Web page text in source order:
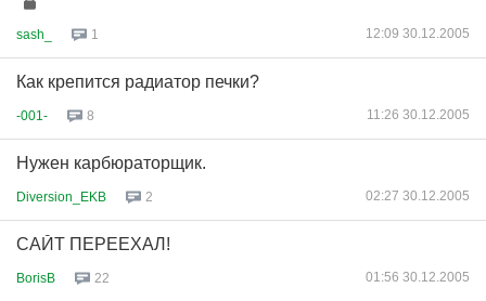
sash_ 1 12:09 30.12.2005
Как крепится радиатор печки?
-001- 8 11:26 30.12.2005
Нужен карбюраторщик.
Diversion_EKB 2 02:27 30.12.2005
САЙТ ПЕРЕЕХАЛ!
BorisB 22 01:56 30.12.2005